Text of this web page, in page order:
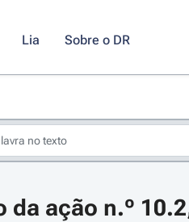
Lia Sobre o DR
da ação n.º